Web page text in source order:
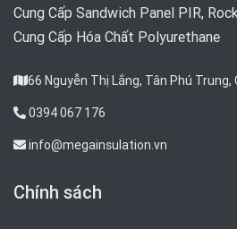
Cung Cấp Sandwich Panel PIR,
Cung Cấp Hóa Chất Polyurethane
66 Nguyễn Thị Lắng, Tân Phú Trung,
0394 067 176
info@megainsulation.vn
Chính sách